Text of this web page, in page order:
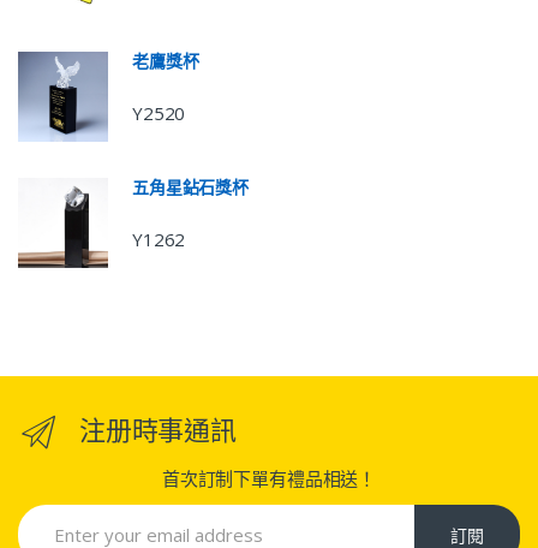
老鷹獎杯
Y2520
五角星鉆石獎杯
Y1262
注册時事通訊
首次訂制下單有禮品相送！
訂閱